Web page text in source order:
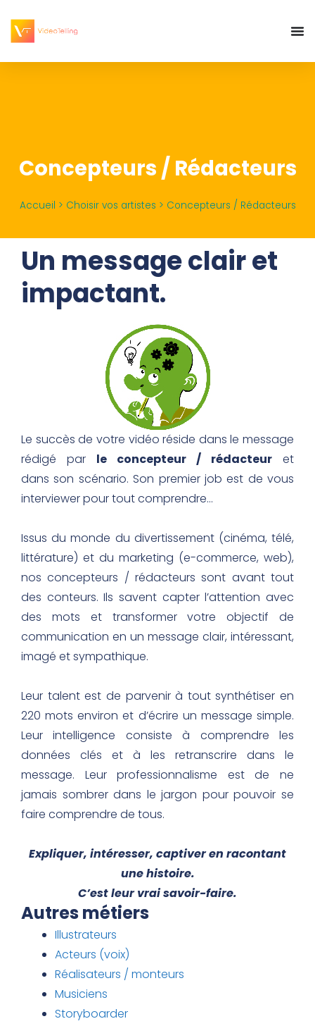
Concepteurs / Rédacteurs
Accueil > Choisir vos artistes > Concepteurs / Rédacteurs
Un message clair et
impactant.
Le succès de votre vidéo réside dans le message
rédigé par le concepteur / rédacteur et
dans son scénario. Son premier job est de vous
interviewer pour tout comprendre…
Issus du monde du divertissement (cinéma, télé,
littérature) et du marketing (e-commerce, web),
nos concepteurs / rédacteurs sont avant tout
des conteurs. Ils savent capter l’attention avec
des mots et transformer votre objectif de
communication en un message clair, intéressant,
imagé et sympathique.
Leur talent est de parvenir à tout synthétiser en
220 mots environ et d’écrire un message simple.
Leur intelligence consiste à comprendre les
données clés et à les retranscrire dans le
message. Leur professionnalisme est de ne
jamais sombrer dans le jargon pour pouvoir se
faire comprendre de tous.
Expliquer, intéresser, captiver en racontant
une histoire.
C’est leur vrai savoir-faire.
Autres métiers
Illustrateurs
Acteurs (voix)
Réalisateurs / monteurs
Musiciens
Storyboarder